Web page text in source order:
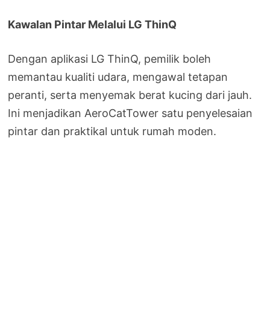
Kawalan Pintar Melalui LG ThinQ
Dengan aplikasi LG ThinQ, pemilik boleh
memantau kualiti udara, mengawal tetapan
peranti, serta menyemak berat kucing dari jauh.
Ini menjadikan AeroCatTower satu penyelesaian
pintar dan praktikal untuk rumah moden.